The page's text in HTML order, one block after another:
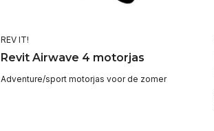
REV IT!
Revit Airwave 4 motorjas
Adventure/sport motorjas voor de zomer